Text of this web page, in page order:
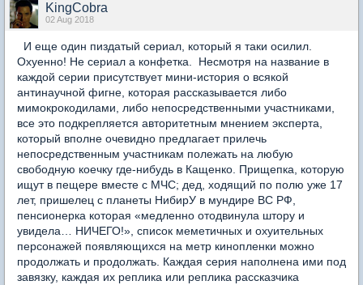
KingCobra
02 Aug 2018
И еще один пиздатый сериал, который я таки осилил.
Охуенно! Не сериал а конфетка. Несмотря на название в
каждой серии присутствует мини-история о всякой
антинаучной фигне, которая рассказывается либо
мимокрокодилами, либо непосредственными участниками,
все это подкрепляется авторитетным мнением эксперта,
который вполне очевидно предлагает прилечь
непосредственным участникам полежать на любую
свободную коечку где-нибудь в Кащенко. Прищепка, которую
ищут в пещере вместе с МЧС; дед, ходящий по полю уже 17
лет, пришелец с планеты НибирУ в мундире ВС РФ,
пенсионерка которая «медленно отодвинула штору и
увидела… НИЧЕГО!», список меметичных и охуительных
персонажей появляющихся на метр кинопленки можно
продолжать и продолжать. Каждая серия наполнена ими под
завязку, каждая их реплика или реплика рассказчика